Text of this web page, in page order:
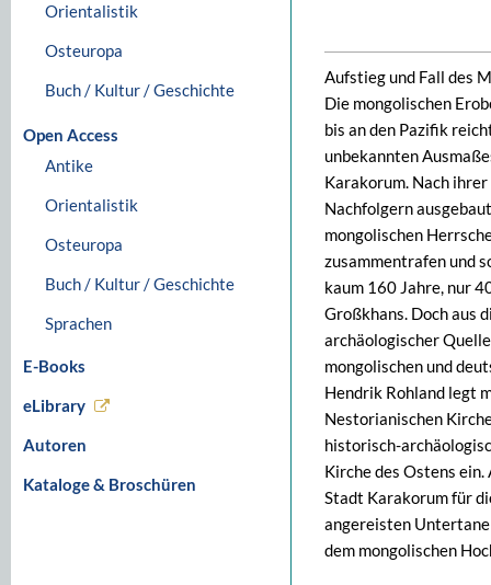
Orientalistik
Osteuropa
Buch / Kultur / Geschichte
Open Access
Antike
Orientalistik
Osteuropa
Buch / Kultur / Geschichte
Sprachen
E-Books
eLibrary
Autoren
Kataloge & Broschüren
Aufstieg und Fall des
Die mongolischen
bis an den Pazifik
unbekannten
Karakorum. Nach
Nachfolgern
mongolischen
zusammentrafen und
kaum 160 Jahre, nur
Großkhans. Doch aus
archäologischer
mongolischen und
Hendrik Rohland legt
Nestorianischen
historisch-
Kirche des Ostens
Stadt Karakorum für
angereisten
dem mongolischen